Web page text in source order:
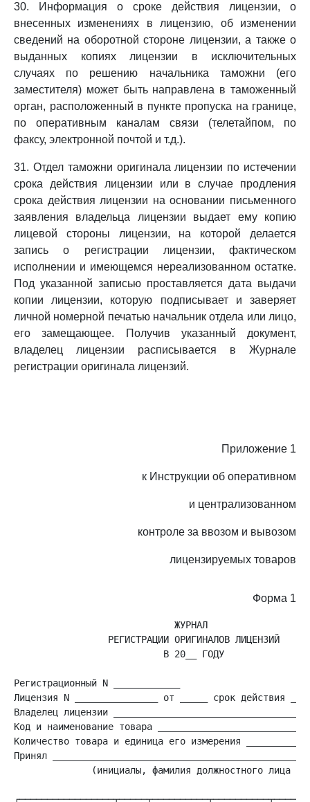
30. Информация о сроке действия лицензии, о
внесенных изменениях в лицензию, об изменении
сведений на оборотной стороне лицензии, а также о
выданных копиях лицензии в исключительных
случаях по решению начальника таможни (его
заместителя) может быть направлена в таможенный
орган, расположенный в пункте пропуска на границе,
по оперативным каналам связи (телетайпом, по
факсу, электронной почтой и т.д.).
31. Отдел таможни оригинала лицензии по истечении
срока действия лицензии или в случае продления
срока действия лицензии на основании письменного
заявления владельца лицензии выдает ему копию
лицевой стороны лицензии, на которой делается
запись о регистрации лицензии, фактическом
исполнении и имеющемся нереализованном остатке.
Под указанной записью проставляется дата выдачи
копии лицензии, которую подписывает и заверяет
личной номерной печатью начальник отдела или лицо,
его замещающее. Получив указанный документ,
владелец лицензии расписывается в Журнале
регистрации оригинала лицензий.
Приложение 1
к Инструкции об оперативном
и централизованном
контроле за ввозом и вывозом
лицензируемых товаров
Форма 1
                             ЖУРНАЛ
                 РЕГИСТРАЦИИ ОРИГИНАЛОВ ЛИЦЕНЗИЙ
                           В 20__ ГОДУ
Регистрационный N ____________
Лицензия N _______________ от _____ срок действия
Владелец лицензии
Код и наименование товара
Количество товара и единица его измерения
Принял
(инициалы, фамилия должностного лица